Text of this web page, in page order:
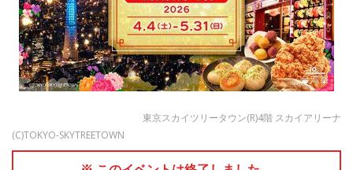
東京スカイツリータウン(R)4階 スカイアリーナ
(C)TOKYO-SKYTREETOWN